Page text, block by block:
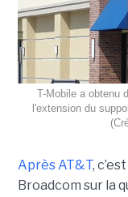
T-Mobile a obtenu
l'extension du
Après AT&T,
Broadcom sur la